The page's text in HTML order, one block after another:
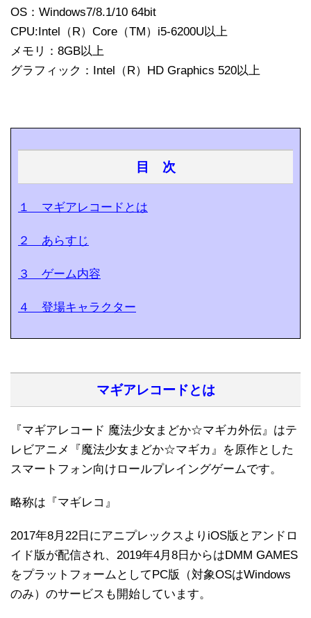
OS：Windows7/8.1/10 64bit
CPU:Intel（R）Core（TM）i5-6200U以上
メモリ：8GB以上
グラフィック：Intel（R）HD Graphics 520以上
目 次
１ マギアレコードとは
２ あらすじ
３ ゲーム内容
４ 登場キャラクター
マギアレコードとは
『マギアレコード 魔法少女まどか☆マギカ外伝』はテ
レビアニメ『魔法少女まどか☆マギカ』を原作とした
スマートフォン向けロールプレイングゲームです。
略称は『マギレコ』
2017年8月22日にアニプレックスよりiOS版とアンドロ
イド版が配信され、2019年4月8日からはDMM GAMES
をプラットフォームとしてPC版（対象OSはWindows
のみ）のサービスも開始しています。